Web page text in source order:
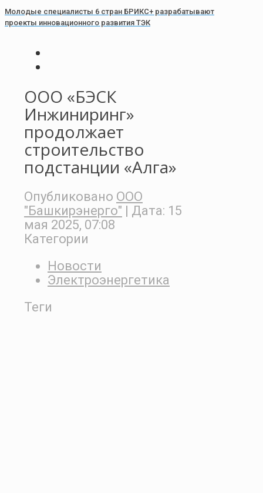
Молодые специалисты 6 стран БРИКС+ разрабатывают
проекты инновационного развития ТЭК
ООО «БЭСК
Инжиниринг»
продолжает
строительство
подстанции «Алга»
Опубликовано ООО
"Башкирэнерго" | Дата: 15
мая 2025, 07:08
Категории
Новости
Электроэнергетика
Теги